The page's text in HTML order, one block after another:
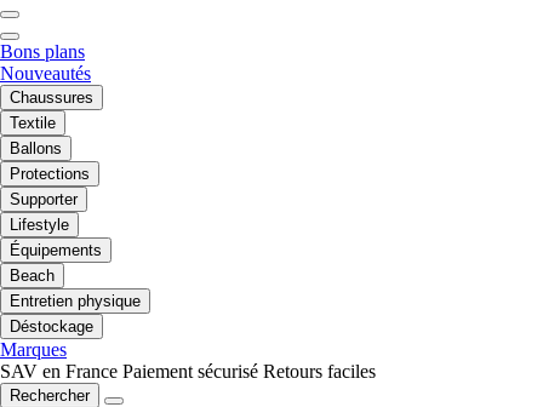
Bons plans
Nouveautés
Chaussures
Textile
Ballons
Protections
Supporter
Lifestyle
Équipements
Beach
Entretien physique
Déstockage
Marques
SAV en France Paiement sécurisé Retours faciles
Rechercher